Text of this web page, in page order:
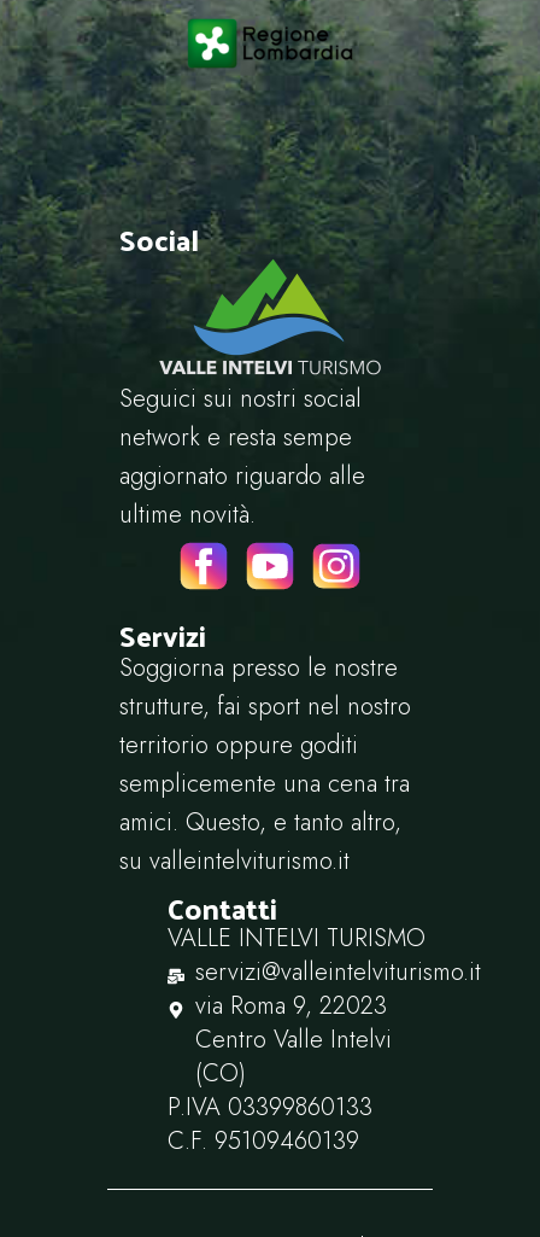
Social
Seguici sui nostri social
network e resta sempe
aggiornato riguardo alle
ultime novità.
Servizi
Soggiorna presso le nostre
strutture, fai sport nel nostro
territorio oppure goditi
semplicemente una cena tra
amici. Questo, e tanto altro,
su valleintelviturismo.it
Contatti
VALLE INTELVI TURISMO
servizi@valleintelviturismo.it
via Roma 9, 22023
Centro Valle Intelvi
(CO)
P.IVA ‭03399860133‬
C.F. ‭95109460139